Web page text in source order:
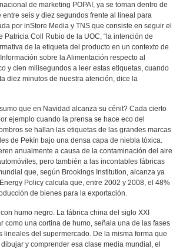
de marketing POPAI, ya se toman dentro de
seis y diez segundos frente al lineal para
por inStore Media y TNS que consiste en seguir el
Coll Rubio de la UOC, “la intención de
de la etiqueta del producto en un contexto de
sobre la Alimentación respecto al
y cien milisegundos a leer estas etiquetas, cuando
diez minutos de nuestra atención, dice la
que en Navidad alcanza su cénit? Cada cierto
ejemplo cuando la prensa se hace eco del
se hallan las etiquetas de las grandes marcas
de Pekín bajo una densa capa de niebla tóxica.
anualmente a causa de la contaminación del aire
pero también a las incontables fábricas
que, según Brookings Institution, alcanza ya
Policy calcula que, entre 2002 y 2008, el 48%
de bienes para la exportación.
humo negro. La fábrica china del siglo XXI
una cortina de humo, señala una de las fases
del supermercado. De la misma forma que
y comprender esa clase media mundial, el